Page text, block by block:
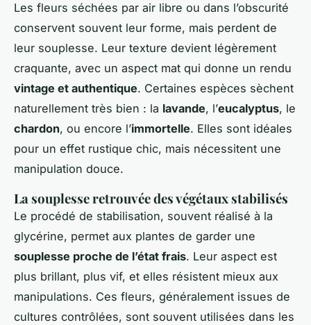
Les fleurs séchées par air libre ou dans l’obscurité
conservent souvent leur forme, mais perdent de
leur souplesse. Leur texture devient légèrement
craquante, avec un aspect mat qui donne un rendu
vintage et authentique. Certaines espèces sèchent
naturellement très bien : la lavande, l’eucalyptus, le
chardon, ou encore l’immortelle. Elles sont idéales
pour un effet rustique chic, mais nécessitent une
manipulation douce.
La souplesse retrouvée des végétaux stabilisés
Le procédé de stabilisation, souvent réalisé à la
glycérine, permet aux plantes de garder une
souplesse proche de l’état frais. Leur aspect est
plus brillant, plus vif, et elles résistent mieux aux
manipulations. Ces fleurs, généralement issues de
cultures contrôlées, sont souvent utilisées dans les